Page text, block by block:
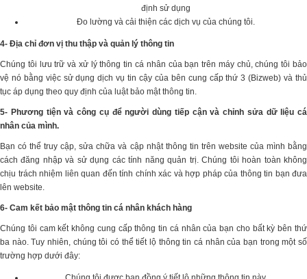
định sử dụng
Đo lường và cải thiện các dịch vụ của chúng tôi.
4- Địa chỉ đơn vị thu thập và quản lý thông tin
Chúng tôi lưu trữ và xử lý thông tin cá nhân của bạn trên máy chủ, chúng tôi bảo
vệ nó bằng việc sử dụng dịch vụ tin cậy của bên cung cấp thứ 3 (Bizweb) và thủ
tục áp dụng theo quy định của luật bảo mật thông tin.
5- Phương tiện và công cụ để người dùng tiếp cận và chỉnh sửa dữ liệu cá
nhân của mình.
Bạn có thể truy cập, sửa chữa và cập nhật thông tin trên website của mình bằng
cách đăng nhập và sử dụng các tính năng quản trị. Chúng tôi hoàn toàn không
chịu trách nhiệm liên quan đến tính chính xác và hợp pháp của thông tin bạn đưa
lên website.
6- Cam kết bảo mật thông tin cá nhân khách hàng
Chúng tôi cam kết không cung cấp thông tin cá nhân của bạn cho bất kỳ bên thứ
ba nào. Tuy nhiên, chúng tôi có thể tiết lộ thông tin cá nhân của bạn trong một số
trường hợp dưới đây: